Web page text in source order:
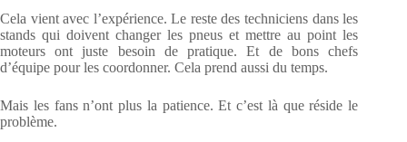
Cela vient avec l’expérience. Le reste des techniciens dans les
stands qui doivent changer les pneus et mettre au point les
moteurs ont juste besoin de pratique. Et de bons chefs
d’équipe pour les coordonner. Cela prend aussi du temps.
Mais les fans n’ont plus la patience. Et c’est là que réside le
problème.